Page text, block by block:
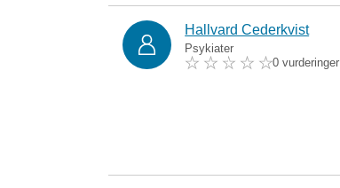
Hallvard Cederkvist
Psykiater
0 vurderinger